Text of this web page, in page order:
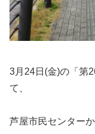
3月24日(金)の「第
て、
芦屋市民センターか